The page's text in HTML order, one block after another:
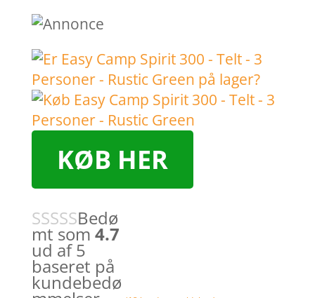
KØB HER
Bedø
mt som 4.7
ud af 5
baseret på
kundebedø